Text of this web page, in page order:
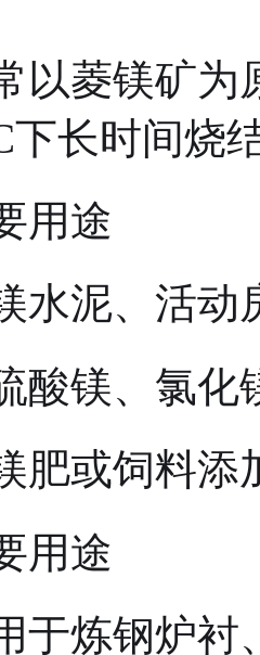
用途
要用途
于炼钢炉